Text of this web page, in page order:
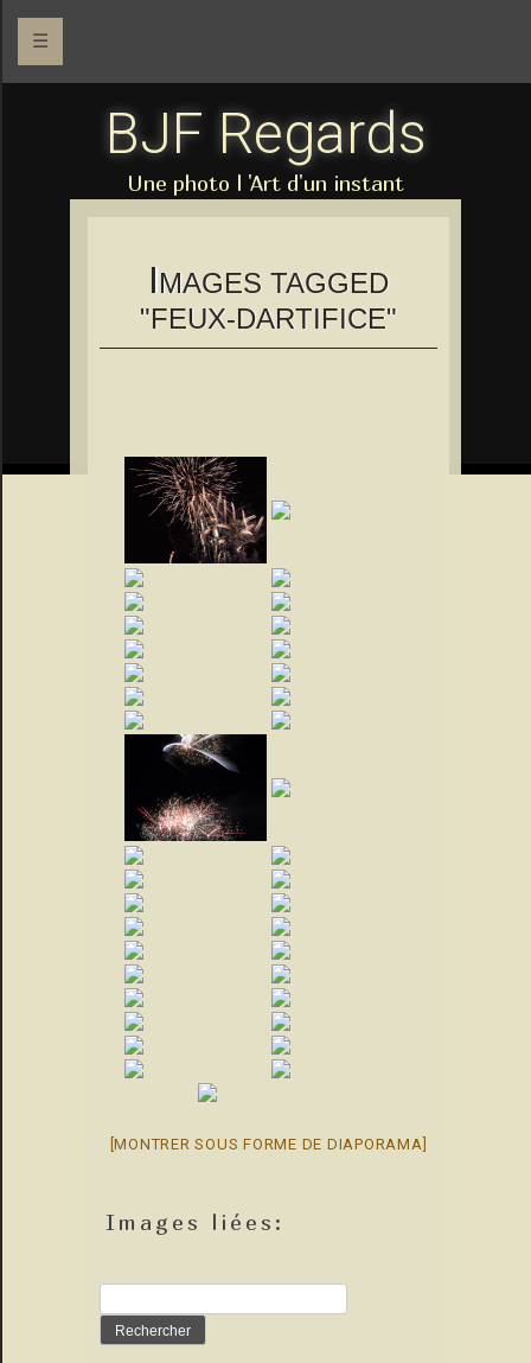
☰
BJF Regards
Une photo l 'Art d'un instant
IMAGES TAGGED
"FEUX-DARTIFICE"
[MONTRER SOUS FORME DE DIAPORAMA]
Images liées: